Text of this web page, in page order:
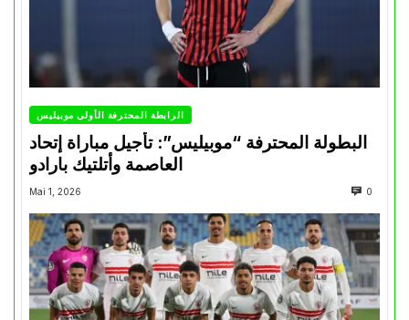
الرابطة المحترفة الأولى موبيليس
البطولة المحترفة “موبيليس”: تأجيل مباراة إتحاد
العاصمة وأتلتيك بارادو
Mai 1, 2026 0